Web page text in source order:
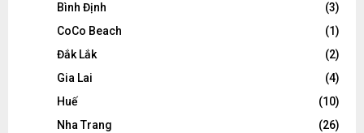
Bình Định
(3)
CoCo Beach
(1)
Đắk Lắk
(2)
Gia Lai
(4)
Huế
(10)
Nha Trang
(26)